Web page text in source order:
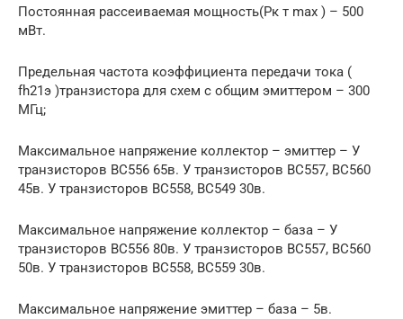
Постоянная рассеиваемая мощность(Рк т max ) – 500
мВт.
Предельная частота коэффициента передачи тока (
fh21э )транзистора для схем с общим эмиттером – 300
МГц;
Максимальное напряжение коллектор – эмиттер – У
транзисторов BC556 65в. У транзисторов BC557, BC560
45в. У транзисторов BC558, BC549 30в.
Максимальное напряжение коллектор – база – У
транзисторов BC556 80в. У транзисторов BC557, BC560
50в. У транзисторов BC558, BC559 30в.
Максимальное напряжение эмиттер – база – 5в.